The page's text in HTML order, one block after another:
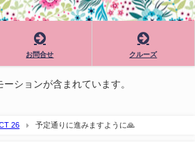
お問合せ クルーズ
ションが含まれています。
26 予定通りに進みますように🙏